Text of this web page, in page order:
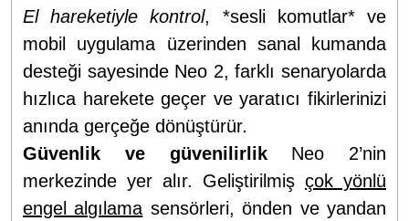
El hareketiyle kontrol, *sesli komutlar* ve
mobil uygulama üzerinden sanal kumanda
desteği sayesinde Neo 2, farklı senaryolarda
hızlıca harekete geçer ve yaratıcı fikirlerinizi
anında gerçeğe dönüştürür.
Güvenlik ve güvenilirlikNeo 2’nin
merkezinde yer alır. Geliştirilmiş çok yönlü
engel algılama sensörleri, önden ve yandan